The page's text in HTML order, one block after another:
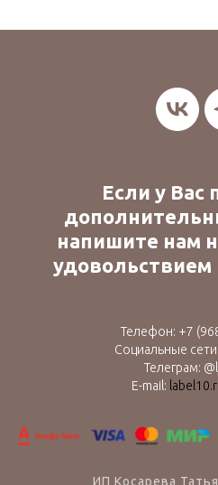
Если у Вас
напишите нам
удовольствием
Телефон: +7 (9
Социальные
Телеграм:
E-mail:
ИП Косарева